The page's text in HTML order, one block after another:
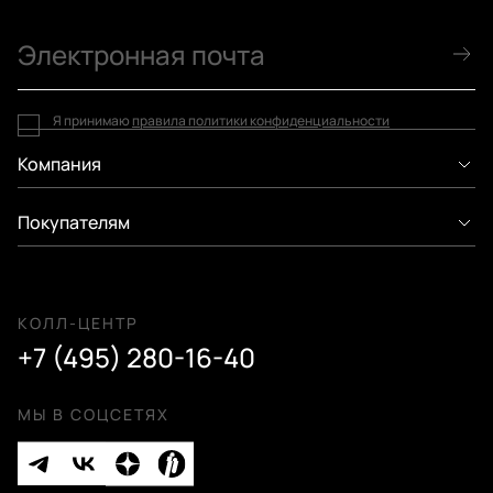
Компания
Покупателям
КОЛЛ-ЦЕНТР
+7 (495) 280-16-40
МЫ В СОЦСЕТЯХ
Я принимаю правила политики конфиденциальности